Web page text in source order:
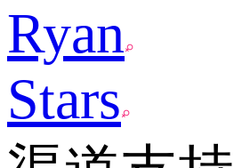
Ryan
Stars